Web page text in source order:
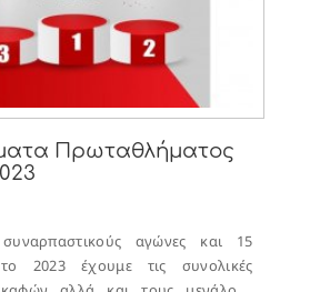
Πρωταθλήματος
αγώνες και 15
2023 έχουμε τις συνολικές